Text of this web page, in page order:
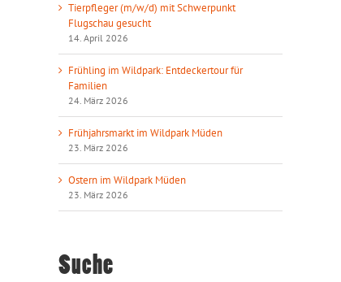
Tierpfleger (m/w/d) mit Schwerpunkt
Flugschau gesucht
14. April 2026
Frühling im Wildpark: Entdeckertour für
Familien
24. März 2026
Frühjahrsmarkt im Wildpark Müden
23. März 2026
Ostern im Wildpark Müden
23. März 2026
Suche